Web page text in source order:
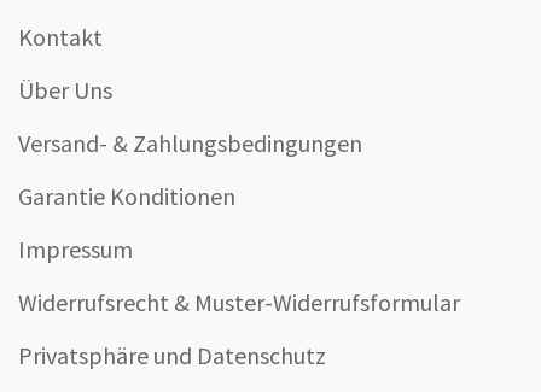
Kontakt
Über Uns
Versand- & Zahlungsbedingungen
Garantie Konditionen
Impressum
Widerrufsrecht & Muster-Widerrufsformular
Privatsphäre und Datenschutz